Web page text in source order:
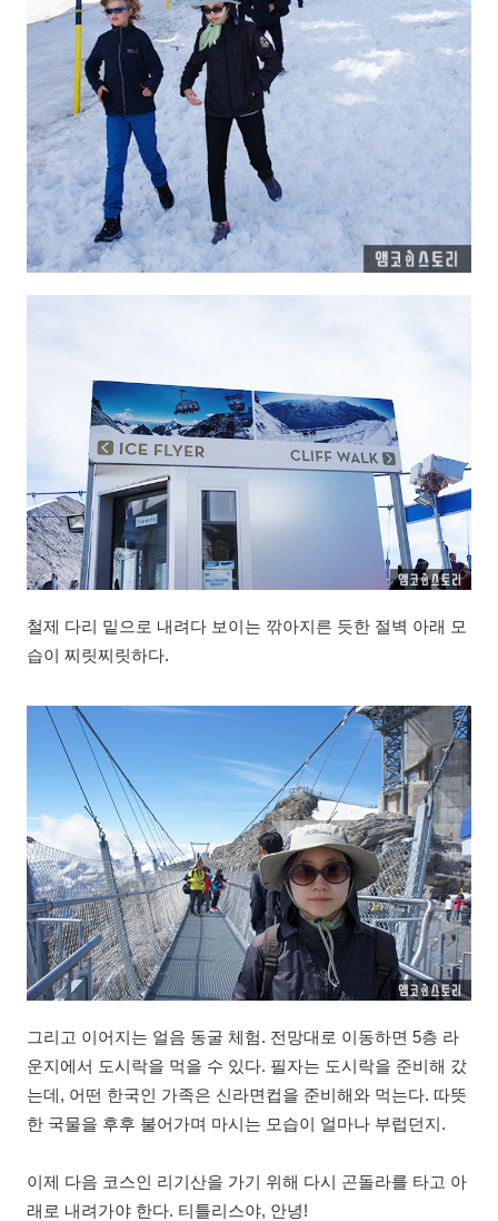
철제 다리 밑으로 내려다 보이는 깎아지른 듯한 절벽 아래 모
습이 찌릿찌릿하다.
그리고 이어지는 얼음 동굴 체험. 전망대로 이동하면 5층 라
운지에서 도시락을 먹을 수 있다. 필자는 도시락을 준비해 갔
는데, 어떤 한국인 가족은 신라면컵을 준비해와 먹는다. 따뜻
한 국물을 후후 불어가며 마시는 모습이 얼마나 부럽던지.
이제 다음 코스인 리기산을 가기 위해 다시 곤돌라를 타고 아
래로 내려가야 한다. 티틀리스야, 안녕!